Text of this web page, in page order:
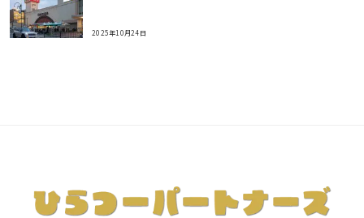
2025年10月24日